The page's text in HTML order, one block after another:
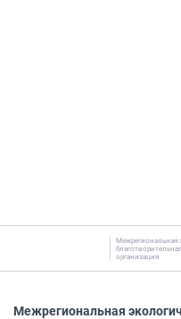
Межрегиональная
организация
Межрегиональная